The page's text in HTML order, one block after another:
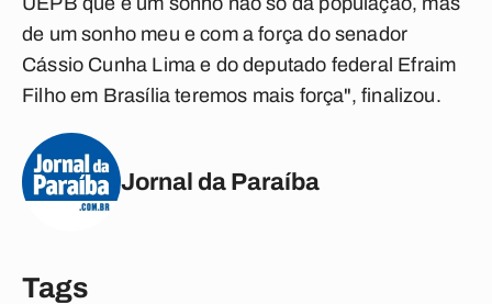
de um sonho meu e com a força do senador
Cássio Cunha Lima e do deputado federal Efraim
Filho em Brasília teremos mais força", finalizou.
Jornal da Paraíba
Tags